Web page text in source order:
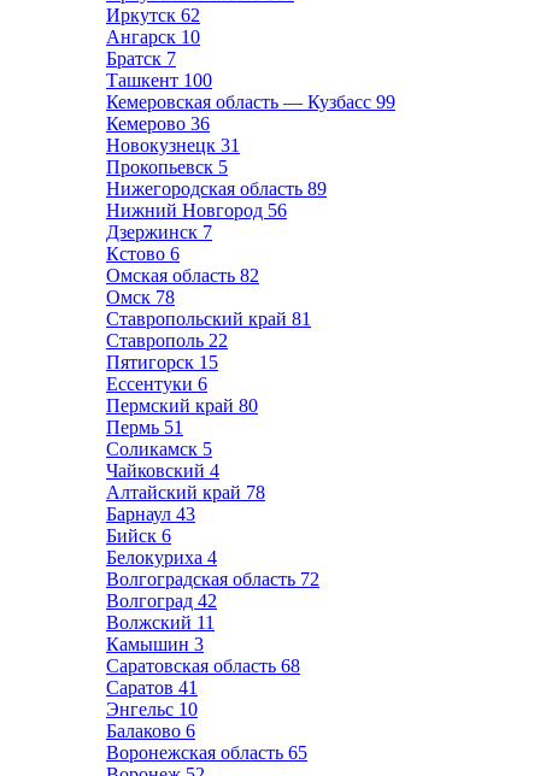
Иркутск 62
Ангарск 10
Братск 7
Ташкент 100
Кемеровская область — Кузбасс 99
Кемерово 36
Новокузнецк 31
Прокопьевск 5
Нижегородская область 89
Нижний Новгород 56
Дзержинск 7
Кстово 6
Омская область 82
Омск 78
Ставропольский край 81
Ставрополь 22
Пятигорск 15
Ессентуки 6
Пермский край 80
Пермь 51
Соликамск 5
Чайковский 4
Алтайский край 78
Барнаул 43
Бийск 6
Белокуриха 4
Волгоградская область 72
Волгоград 42
Волжский 11
Камышин 3
Саратовская область 68
Саратов 41
Энгельс 10
Балаково 6
Воронежская область 65